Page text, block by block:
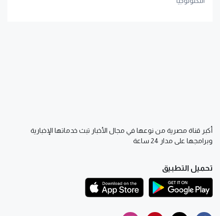
أكبر قناة مصرية من نوعها في مجال الأخبار تبث خدماتها الإخبارية
وبرامجها على مدار 24 ساعة
تحميل التطبيق